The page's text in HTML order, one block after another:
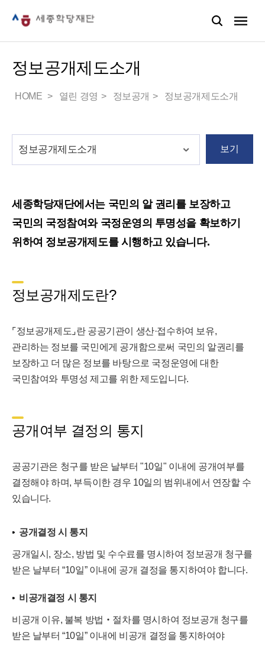
정보공개제도소개
HOME 열린 경영 정보공개 정보공개제도소개
보기
세종학당재단에서는 국민의 알 권리를 보장하고
국민의 국정참여와 국정운영의 투명성을 확보하기
위하여 정보공개제도를 시행하고 있습니다.
정보공개제도란?
⌜정보공개제도⌟란 공공기관이 생산·접수하여 보유,
관리하는 정보를 국민에게 공개함으로써 국민의 알권리를
보장하고 더 많은 정보를 바탕으로 국정운영에 대한
국민참여와 투명성 제고를 위한 제도입니다.
공개여부 결정의 통지
공공기관은 청구를 받은 날부터 "10일" 이내에 공개여부를
결정해야 하며, 부득이한 경우 10일의 범위내에서 연장할 수
있습니다.
공개결정 시 통지
공개일시, 장소, 방법 및 수수료를 명시하여 정보공개 청구를
받은 날부터 “10일” 이내에 공개 결정을 통지하여야 합니다.
비공개결정 시 통지
비공개 이유, 불복 방법‧절차를 명시하여 정보공개 청구를
받은 날부터 “10일” 이내에 비공개 결정을 통지하여야